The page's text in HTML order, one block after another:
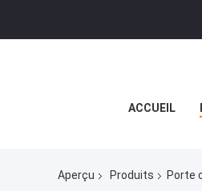
ACCUEIL
Aperçu Produits Porte